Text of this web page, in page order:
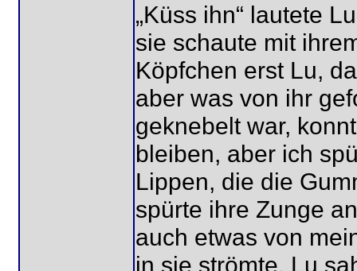
„Küss ihn“ lautete
sie schaute mit
Köpfchen erst Lu,
aber was von ihr
geknebelt war,
bleiben, aber ich
Lippen, die die
spürte ihre Zunge
auch etwas von
in sie strömte. Lu